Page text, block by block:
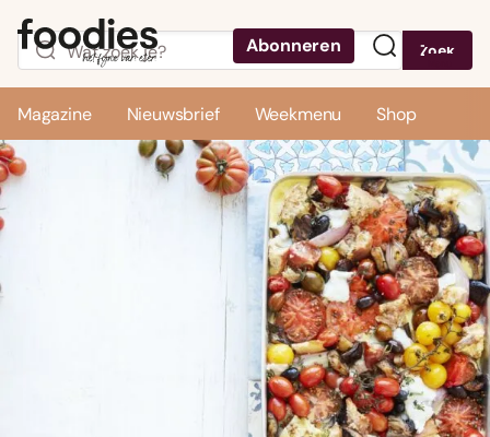
Abonneren Zoek
Magazine Nieuwsbrief Weekmenu Shop